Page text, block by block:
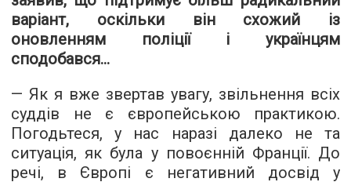
варіант, оскільки він схожий із
оновленням поліції і українцям
сподобався…
— Як я вже звертав увагу, звільнення всіх
суддів не є європейською практикою.
Погодьтеся, у нас наразі далеко не та
ситуація, як була у повоєнній Франції. До
речі, в Європі є негативний досвід у